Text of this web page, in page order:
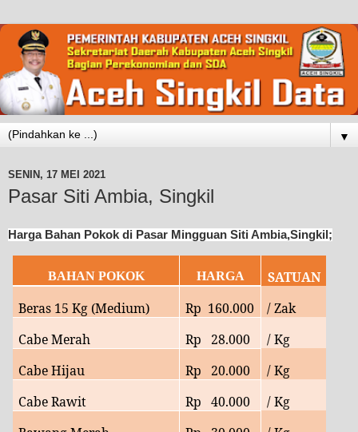
▼
SENIN, 17 MEI 2021
Pasar Siti Ambia, Singkil
Harga Bahan Pokok di Pasar Mingguan Siti Ambia,Singkil;
BAHAN POKOK HARGA
SATUAN
Beras 15 Kg (Medium)
Rp 160.000
/ Zak
Cabe Merah
Rp 28.000
/ Kg
Cabe Hijau
Rp 20.000
/ Kg
Cabe Rawit
Rp 40.000
/ Kg